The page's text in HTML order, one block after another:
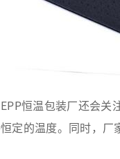
恒温包装厂还会关
定的温度。同时，